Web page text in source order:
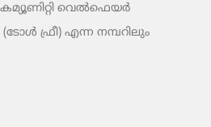
കമ്യൂണിറ്റി വെൽഫെയർ
ഫ്രീ) എന്ന നമ്പറിലും